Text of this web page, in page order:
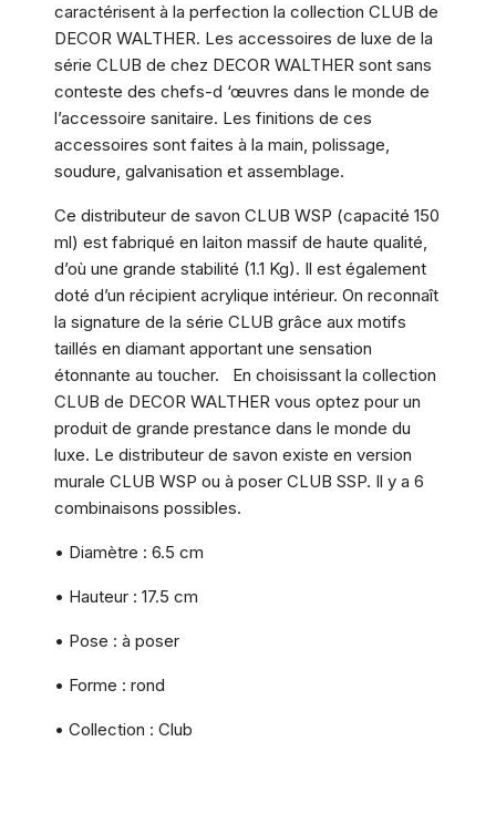
caractérisent à la perfection la collection CLUB de
DECOR WALTHER. Les accessoires de luxe de la
série CLUB de chez DECOR WALTHER sont sans
conteste des chefs-d ‘œuvres dans le monde de
l’accessoire sanitaire. Les finitions de ces
accessoires sont faites à la main, polissage,
soudure, galvanisation et assemblage.
Ce distributeur de savon CLUB WSP (capacité 150
ml) est fabriqué en laiton massif de haute qualité,
d’où une grande stabilité (1.1 Kg). Il est également
doté d’un récipient acrylique intérieur. On reconnaît
la signature de la série CLUB grâce aux motifs
taillés en diamant apportant une sensation
étonnante au toucher. En choisissant la collection
CLUB de DECOR WALTHER vous optez pour un
produit de grande prestance dans le monde du
luxe. Le distributeur de savon existe en version
murale CLUB WSP ou à poser CLUB SSP. Il y a 6
combinaisons possibles.
• Diamètre : 6.5 cm
• Hauteur : 17.5 cm
• Pose : à poser
• Forme : rond
• Collection : Club